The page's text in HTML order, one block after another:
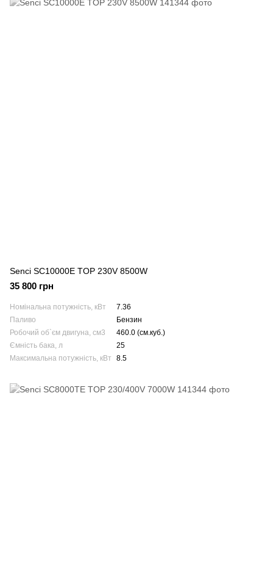
Senci SC10000E TOP 230V 8500W
35 800 грн
Номінальна потужність, кВт
7.36
Паливо
Бензин
Робочий об`єм двигуна, см3
460.0 (см.куб.)
Ємність бака, л
25
Максимальна потужність, кВт
8.5